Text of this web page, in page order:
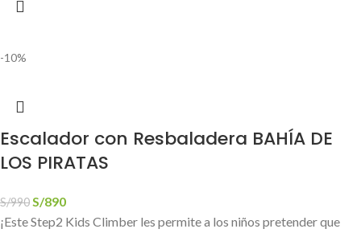
-10%
Escalador con Resbaladera BAHÍA DE
LOS PIRATAS
S/990S/890
¡Este Step2 Kids Climber les permite a los niños pretender que